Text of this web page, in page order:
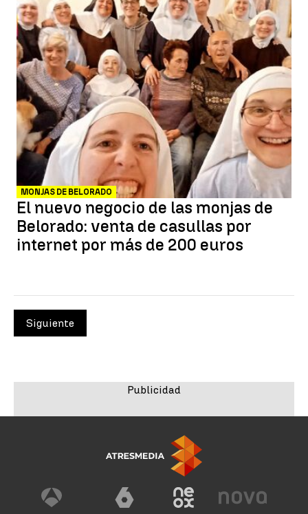
MONJAS DE BELORADO
El nuevo negocio de las monjas de
Belorado: venta de casullas por
internet por más de 200 euros
Siguiente